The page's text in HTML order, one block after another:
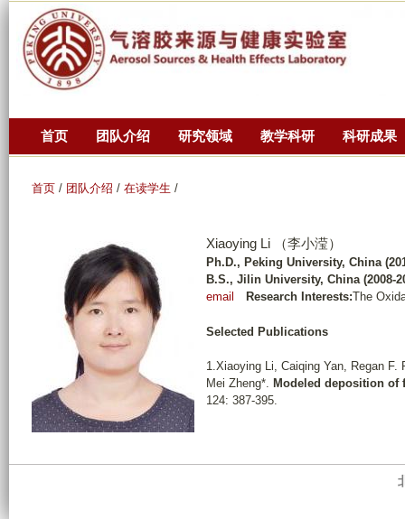
的
主
分
首页 团队介绍 研究领域 教学科研 科研成果
首页 / 团队介绍 / 在读学生 /
Xiaoying Li （李小滢）
Ph.D., Peking University, China
B.S., Jilin University, China (2008-
email
Research Interests:The
Selected Publications
1.Xiaoying Li, Caiqing Yan, Regan
Mei Zheng*. Modeled deposition
124: 387-395.